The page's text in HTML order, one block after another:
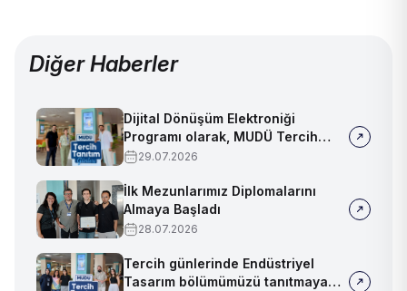
Diğer Haberler
Dijital Dönüşüm Elektroniği
Programı olarak, MUDÜ Tercih
Tanıtım Günleri'nde biz de
29.07.2026
İlk Mezunlarımız Diplomalarını
Almaya Başladı
28.07.2026
Tercih günlerinde Endüstriyel
Tasarım bölümümüzü tanıtmaya